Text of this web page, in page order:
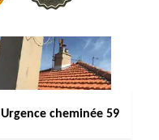
Urgence cheminée 59